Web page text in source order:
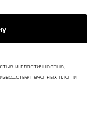
и пластичностью,
печатных плат и